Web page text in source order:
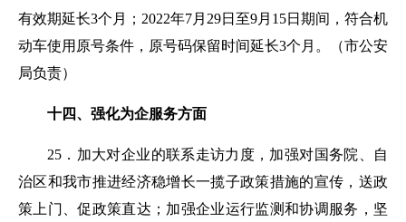
有效期延长3个月；2022年7月29日至9月15日期间，符合机
动车使用原号条件，原号码保留时间延长3个月。
（市公安
局负责）
十四、强化为企服务方面
25．加大对企业的联系走访力度，加强对国务院、自
治区和我市推进经济稳增长一揽子政策措施的宣传， 送政
策上门、促政策直达；加强企业运行监测和协调服务 ， 坚